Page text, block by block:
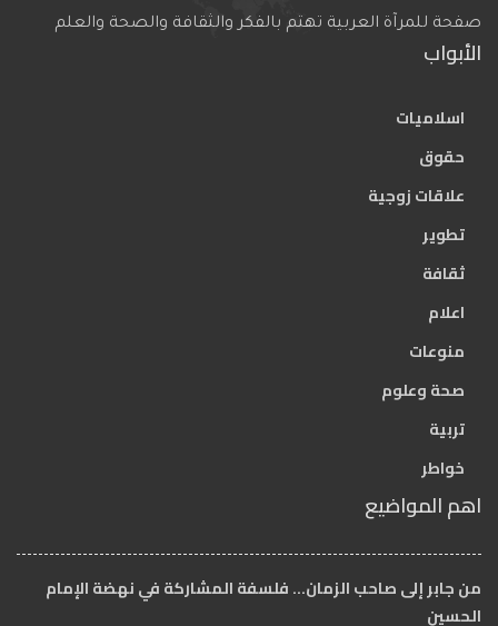
صفحة للمرآة العربية تهتم بالفكر والثقافة والصحة والعلم
الأبواب
اسلاميات
حقوق
علاقات زوجية
تطوير
ثقافة
اعلام
منوعات
صحة وعلوم
تربية
خواطر
اهم المواضيع
من جابر إلى صاحب الزمان… فلسفة المشاركة في نهضة الإمام
الحسين